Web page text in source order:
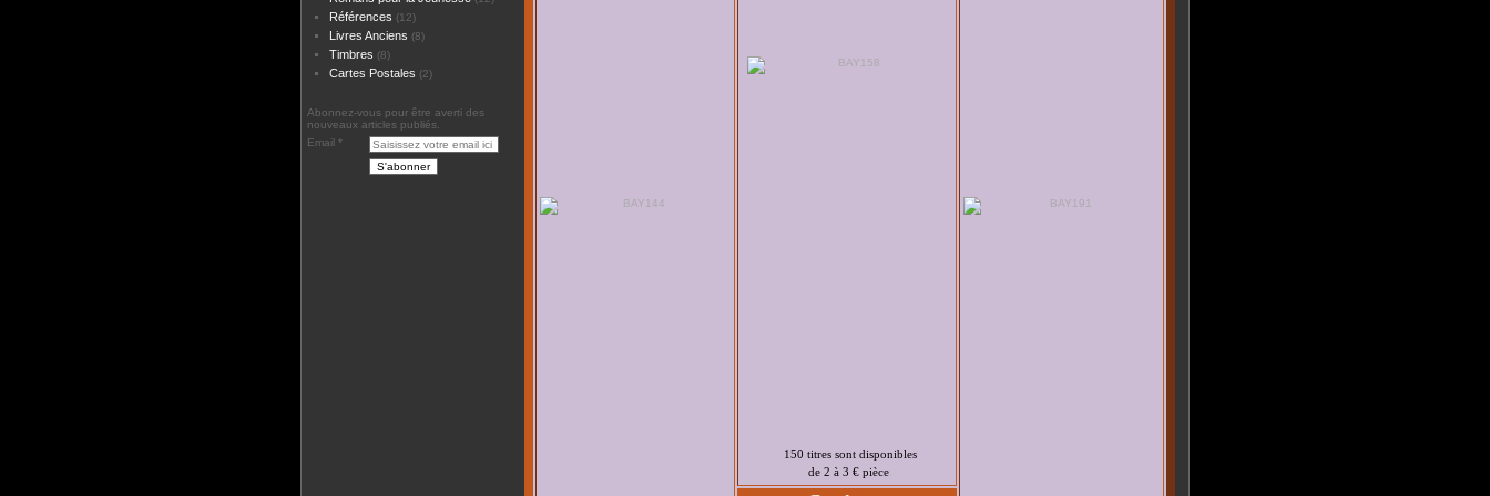
Références (12)
Livres Anciens (8)
Timbres (8)
Cartes Postales (2)
Abonnez-vous pour être averti des
nouveaux articles publiés.
Email
150 titres sont disponibles
de 2 à 3 € pièce.